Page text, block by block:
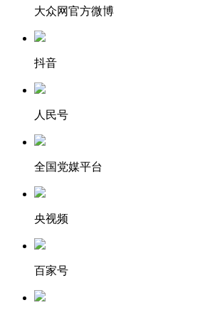
大众网官方微博
抖音
人民号
全国党媒平台
央视频
百家号